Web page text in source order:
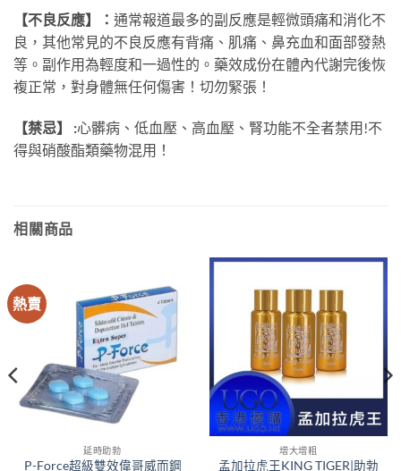
【不良反應】： 通常報道最多的副反應是輕微頭痛和消化不
良，其他常見的不良反應有背痛、肌痛、鼻充血和面部發熱
等。副作用為輕度和一過性的。藥效成份在體內代謝完後恢
複正常，對身體無任何傷害！切勿緊張！
【禁忌】 :心髒病、低血壓、高血壓、腎功能不全者禁用!不
得與硝酸酯類藥物混用！
相關商品
熱賣
延時助勃
P-Force超級雙效偉哥威而鋼
增大增粗
孟加拉虎王KING TIGER|助勃